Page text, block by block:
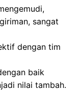
sangat
dengan tim
baik
nilai tambah.